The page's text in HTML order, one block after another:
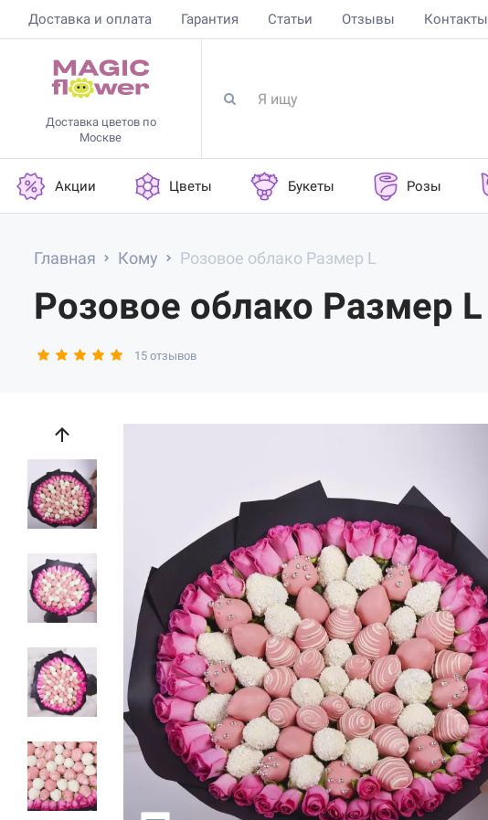
Доставка и оплата Гарантия Статьи Отзывы Контакты
Доставка цветов по
Москве
Акции Цветы Букеты Розы
Главная Кому Розовое облако Размер L
Розовое облако Размер L
15 отзывов